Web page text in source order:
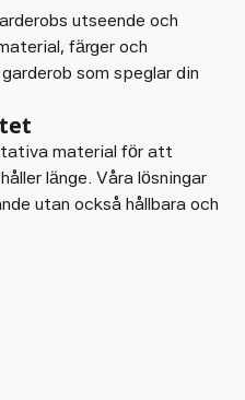
utseende och
färger och
som speglar din
material för att
länge. Våra lösningar
utan också hållbara och